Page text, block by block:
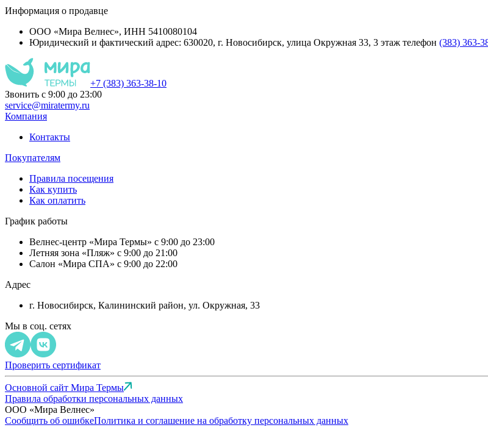
Информация о продавце
ООО «Мира Велнес», ИНН 5410080104
Юридический и фактический адрес: 630020, г. Новосибирск, улица Окружная 33, 3 этаж телефон (383) 363-
+7 (383) 363-38-10
Звонить с 9:00 до 23:00
service@miratermy.ru
Компания
Контакты
Покупателям
Правила посещения
Как купить
Как оплатить
График работы
Велнес-центр «Мира Термы» с 9:00 до 23:00
Летняя зона «Пляж» с 9:00 до 21:00
Салон «Мира СПА» с 9:00 до 22:00
Адрес
г. Новосибирск, Калининский район, ул. Окружная, 33
Мы в соц. сетях
Проверить сертификат
Основной сайт Мира Термы
Правила обработки персональных данных
ООО «Мира Велнес»
Сообщить об ошибкеПолитика и соглашение на обработку персональных данных